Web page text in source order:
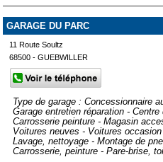
GARAGE DU PARC
11 Route Soultz
68500 - GUEBWILLER
Type de garage : Concessionnaire
Garage entretien réparation -
Carrosserie peinture - Magasin
Voitures neuves - Voitures
Lavage, nettoyage - Montage de
Carrosserie, peinture - Pare-brise,